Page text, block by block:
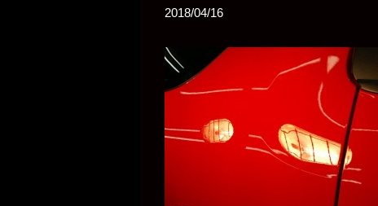
2018/04/16